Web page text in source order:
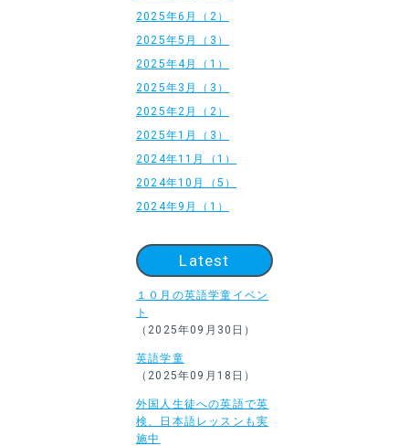
2025年6月（2）
2025年5月（3）
2025年4月（1）
2025年3月（3）
2025年2月（2）
2025年1月（3）
2024年11月（1）
2024年10月（5）
2024年9月（1）
Latest
１０月の英語学童イベン
ト
（2025年09月30日）
英語学童
（2025年09月18日）
外国人生徒への英語で英
検、日本語レッスンも実
施中